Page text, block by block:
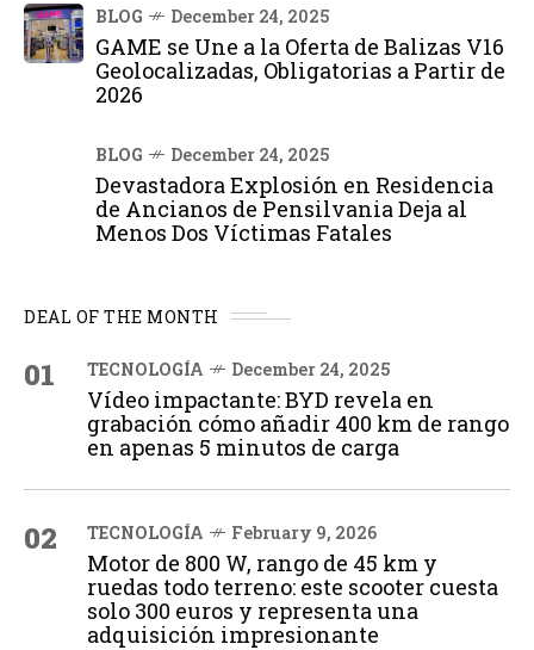
BLOG December 24, 2025
GAME se Une a la Oferta de Balizas V16
Geolocalizadas, Obligatorias a Partir de
2026
BLOG December 24, 2025
Devastadora Explosión en Residencia
de Ancianos de Pensilvania Deja al
Menos Dos Víctimas Fatales
DEAL OF THE MONTH
01 TECNOLOGÍA December 24, 2025
Vídeo impactante: BYD revela en
grabación cómo añadir 400 km de rango
en apenas 5 minutos de carga
02 TECNOLOGÍA February 9, 2026
Motor de 800 W, rango de 45 km y
ruedas todo terreno: este scooter cuesta
solo 300 euros y representa una
adquisición impresionante